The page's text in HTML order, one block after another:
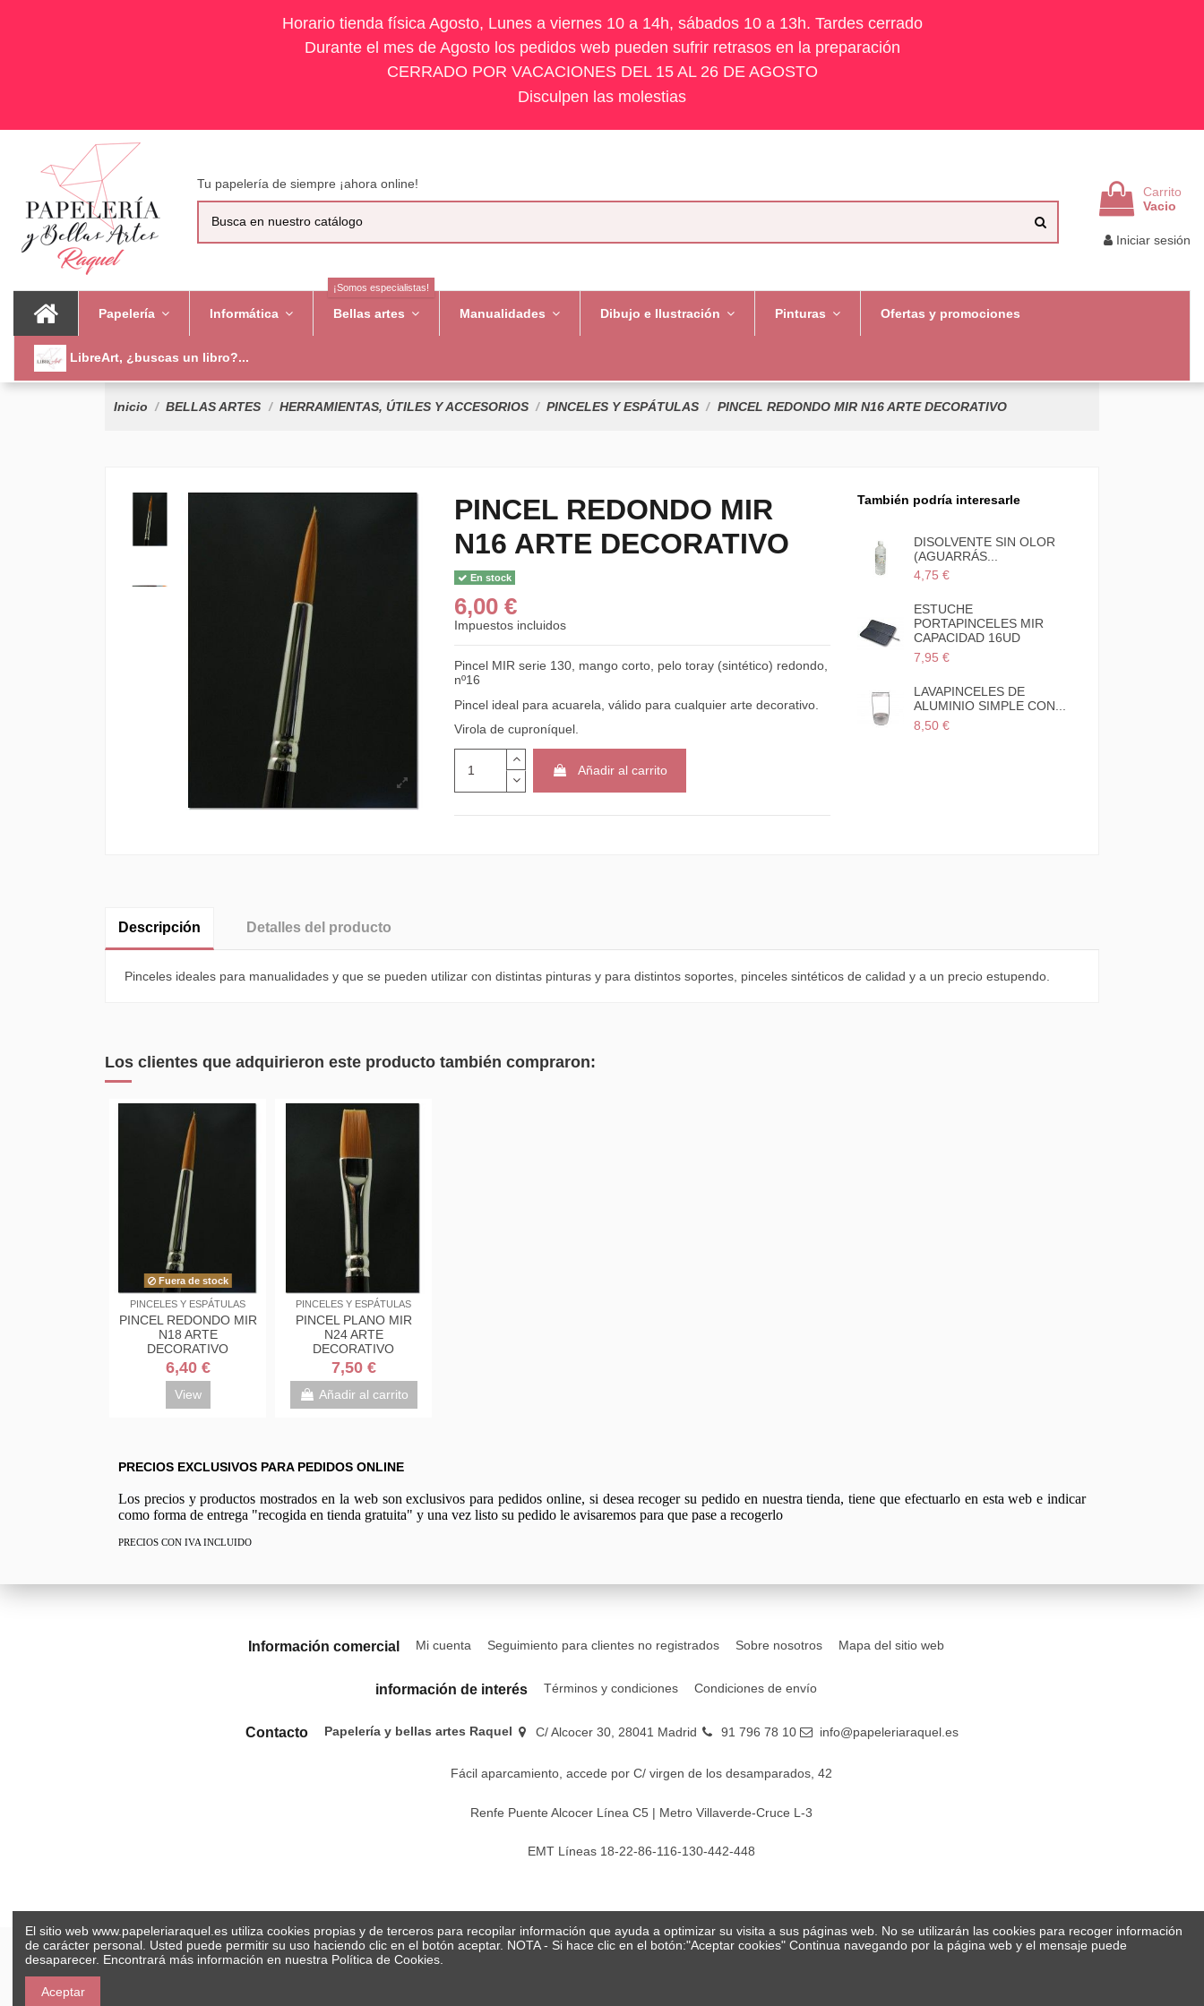
Horario tienda física Agosto, Lunes a viernes 10 a 14h, sábados 10 a 13h. Tardes cerrado
Durante el mes de Agosto los pedidos web pueden sufrir retrasos en la preparación
CERRADO POR VACACIONES DEL 15 AL 26 DE AGOSTO
Disculpen las molestias
Tu papelería de siempre ¡ahora online!
Carrito
Vacio
Iniciar sesión
Papelería Informática Bellas artes
¡Somos especialistas!
Manualidades Dibujo e Ilustración Pinturas Ofertas y promociones
LibreArt, ¿buscas un libro?...
Inicio BELLAS ARTES HERRAMIENTAS, ÚTILES Y ACCESORIOS PINCELES Y ESPÁTULAS PINCEL REDONDO MIR N16 ARTE DECORATIVO
PINCEL REDONDO MIR
N16 ARTE DECORATIVO
En stock
6,00 €
Impuestos incluidos
Pincel MIR serie 130, mango corto, pelo toray (sintético) redondo,
nº16
Pincel ideal para acuarela, válido para cualquier arte decorativo.
Virola de cuproníquel.
Añadir al carrito
También podría interesarle
DISOLVENTE SIN OLOR
(AGUARRÁS...
4,75 €
ESTUCHE
PORTAPINCELES MIR
CAPACIDAD 16UD
7,95 €
LAVAPINCELES DE
ALUMINIO SIMPLE CON...
8,50 €
Descripción Detalles del producto
Pinceles ideales para manualidades y que se pueden utilizar con distintas pinturas y para distintos soportes, pinceles sintéticos de calidad y a un precio estupendo.
Los clientes que adquirieron este producto también compraron:
Fuera de stock
PINCELES Y ESPÁTULAS
PINCEL REDONDO MIR
N18 ARTE
DECORATIVO
6,40 €
View
PINCELES Y ESPÁTULAS
PINCEL PLANO MIR
N24 ARTE
DECORATIVO
7,50 €
Añadir al carrito
PRECIOS EXCLUSIVOS PARA PEDIDOS ONLINE
Los precios y productos mostrados en la web son exclusivos para pedidos online, si desea recoger su pedido en nuestra tienda, tiene que efectuarlo en esta web e indicar
como forma de entrega "recogida en tienda gratuita" y una vez listo su pedido le avisaremos para que pase a recogerlo
PRECIOS CON IVA INCLUIDO
Información comercial Mi cuenta Seguimiento para clientes no registrados Sobre nosotros Mapa del sitio web
información de interés Términos y condiciones Condiciones de envío
Contacto Papelería y bellas artes Raquel C/ Alcocer 30, 28041 Madrid 91 796 78 10 info@papeleriaraquel.es
Fácil aparcamiento, accede por C/ virgen de los desamparados, 42
Renfe Puente Alcocer Línea C5 | Metro Villaverde-Cruce L-3
EMT Líneas 18-22-86-116-130-442-448
El sitio web www.papeleriaraquel.es utiliza cookies propias y de terceros para recopilar información que ayuda a optimizar su visita a sus páginas web. No se utilizarán las cookies para recoger información
de carácter personal. Usted puede permitir su uso haciendo clic en el botón aceptar. NOTA - Si hace clic en el botón:"Aceptar cookies" Continua navegando por la página web y el mensaje puede
desaparecer. Encontrará más información en nuestra Política de Cookies.
Aceptar